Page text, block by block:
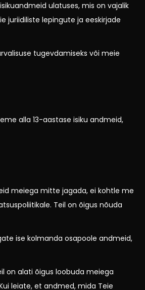
ulatuses, mis on vajalik
juriidiliste lepingute ja eeskirjade
tugevdamiseks või meie
alla 13-aastase isiku andmeid,
meiega mitte jagada, ei kohtle me
Teil on õigus nõuda
ise kolmanda osapoole andmeid,
on alati õigus loobuda meiega
leiate, et andmed, mida Teie